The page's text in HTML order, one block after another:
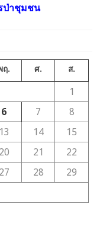
ป่าชุมชน
ฤ. ศ. ส.
1
6 7
8
13 14
15
20 21
22
27 28
29